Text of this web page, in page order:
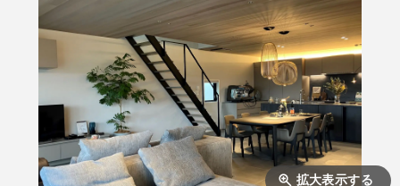
拡大表示する